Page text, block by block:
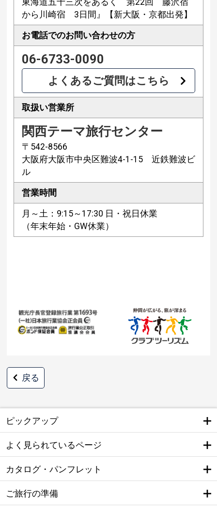
東海道五十三次をあるく 第22回 藤沢宿
から川崎宿 3日間』【新大阪・京都出発】
お電話でのお問い合わせの方
06-6733-0090
よくあるご質問はこちら
取扱い営業所
関西テーマ旅行センター
〒542-8566
大阪府大阪市中央区難波4-1-15 近鉄難波ビ
ル
営業時間
月～土：9:15～17:30 日・祝日休業
（年末年始・GW休業）
戻る
ピックアップ
よく見られているページ
カタログ・パンフレット
ご旅行の準備